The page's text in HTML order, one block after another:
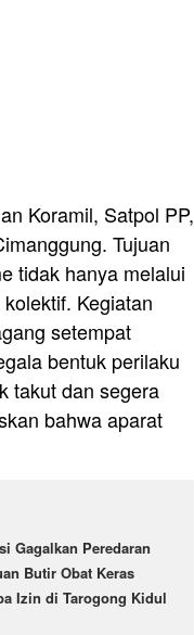
Koramil, Satpol PP,
Tujuan
tidak hanya melalui
Kegiatan
setempat
bentuk perilaku
takut dan segera
bahwa aparat
Gagalkan Peredaran
Butir Obat Keras
Izin di Tarogong Kidul